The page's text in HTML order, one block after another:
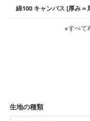
・布団カバーなどの寝具
・スタイ、おくるみなど
・ブラウス、チュニック
・パジャマなどの寝具
・ブラウス、シャツ、チ
コットン75％リネン25％
りもふんわりとした柔ら
綾織りの生地です。し
らかいのが特徴です。生
・カーテン、エプロン
・パンツ、タックスカー
もっと詳しく見る
綿100 キャンバス [厚み＝
耐久性があります。ト
小物、インテリア用品に
・工作用エプロン
※すべて
生地の種類